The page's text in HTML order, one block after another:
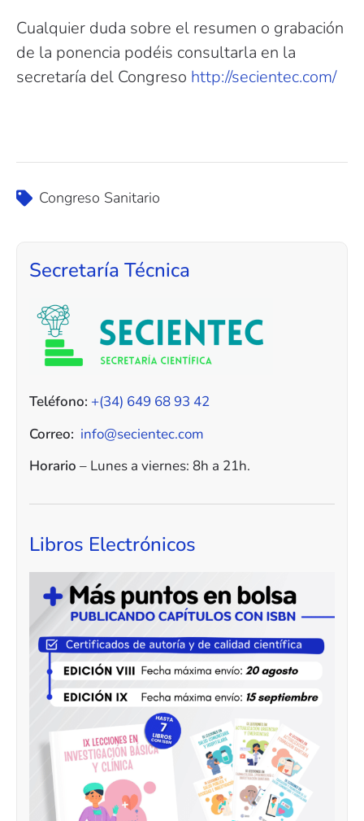
Cualquier duda sobre el resumen o grabación
de la ponencia podéis consultarla en la
secretaría del Congreso http://secientec.com/
Congreso Sanitario
Secretaría Técnica
Teléfono: +(34) 649 68 93 42
Correo: info@secientec.com
Horario – Lunes a viernes: 8h a 21h.
Libros Electrónicos